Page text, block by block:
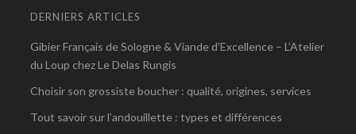
DERNIERS ARTICLES
Gibier Français de Sologne & Viande d’Excellence – L’Atelier
du Loup chez Le Delas Rungis
Choisir son grossiste boucher : qualité, origines, services
Tout savoir sur l’andouillette : types et différences